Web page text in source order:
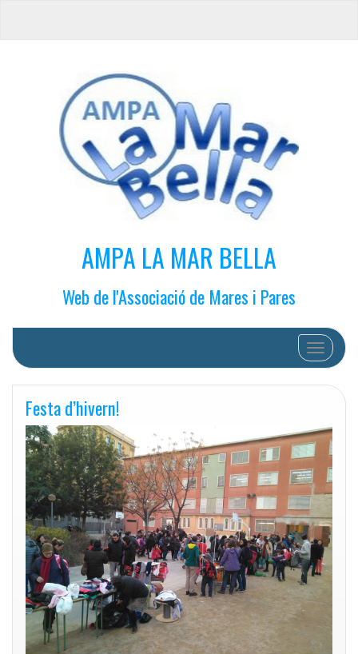
AMPA LA MAR BELLA
Web de l'Associació de Mares i Pares
Cambiar
Festa d’hivern!